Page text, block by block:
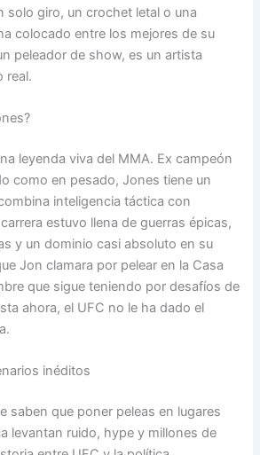
solo giro, un crochet letal o una
colocado entre los mejores de su
peleador de show, es un artista
real.
leyenda viva del MMA. Ex campeón
como en pesado, Jones tiene un
inteligencia táctica con
estuvo llena de guerras épicas,
y un dominio casi absoluto en su
Jon clamara por pelear en la Casa
que sigue teniendo por desafíos de
ahora, el UFC no le ha dado el
inéditos
saben que poner peleas en lugares
levantan ruido, hype y millones de